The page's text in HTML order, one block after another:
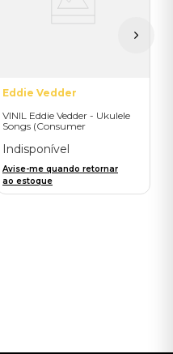
Eddie Vedder
VINIL Eddie Vedder - Ukulele
Songs (Consumer
Indisponível
Avise-me quando retornar
ao estoque